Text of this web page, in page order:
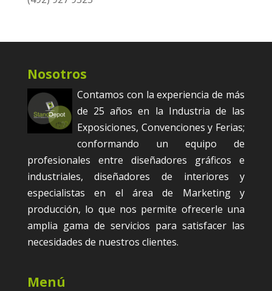
Nosotros
Contamos con la experiencia de más
de 25 años en la Industria de las
Exposiciones, Convenciones y Ferias;
conformando un equipo de
profesionales entre diseñadores gráficos e
industriales, diseñadores de interiores y
especialistas en el área de Marketing y
producción, lo que nos permite ofrecerle una
amplia gama de servicios para satisfacer las
necesidades de nuestros clientes.
Menú